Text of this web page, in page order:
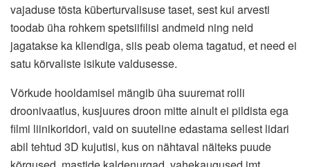
vajaduse tõsta küberturvalisuse taset, sest kui arvesti
toodab üha rohkem spetsiifilisi andmeid ning neid
jagatakse ka kliendiga, siis peab olema tagatud, et need ei
satu kõrvaliste isikute valdusesse.
Võrkude hooldamisel mängib üha suuremat rolli
droonivaatlus, kusjuures droon mitte ainult ei pildista ega
filmi liinikoridori, vaid on suuteline edastama sellest lidari
abil tehtud 3D kujutisi, kus on nähtaval näiteks puude